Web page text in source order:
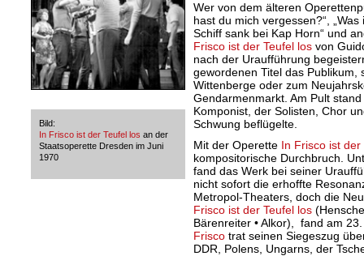
Bild:
In Frisco ist der Teufel los an der
Staatsoperette Dresden im Juni
1970
Wer von dem älteren
hast du mich vergessen?“,
Schiff sank bei Kap Horn“ und
Frisco ist der Teufel losvon
nach der Uraufführung
gewordenen Titel das Publikum,
Wittenberge oder zum
Gendarmenmarkt. Am Pult
Komponist, der Solisten, Chor
Schwung beflügelte.
Mit der Operette In Frisco ist der
kompositorische Durchbruch.
fand das Werk bei seiner
nicht sofort die erhoffte
Metropol-Theaters, doch die
Frisco ist der Teufel los
Bärenreiter • Alkor), fand am
Frisco trat seinen Siegeszug
DDR, Polens, Ungarns, der